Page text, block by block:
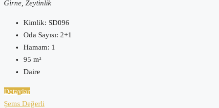
Girne, Zeytinlik
Kimlik: SD096
Oda Sayısı: 2+1
Hamam: 1
95 m²
Daire
Detaylar
Şems Değerli